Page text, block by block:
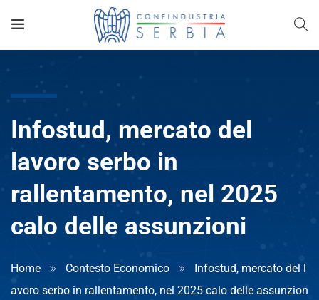
Infostud, mercato del
lavoro serbo in
rallentamento, nel 2025
calo delle assunzioni
Home Contesto Economico
Infostud, mercato del l
avoro serbo in rallentamento, nel 2025 calo delle assunzion